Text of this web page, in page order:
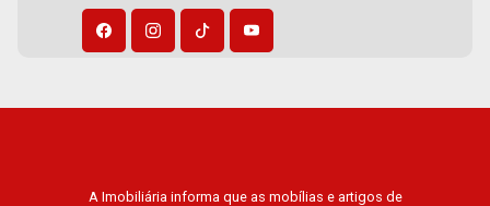
A Imobiliária informa que as mobílias e artigos de